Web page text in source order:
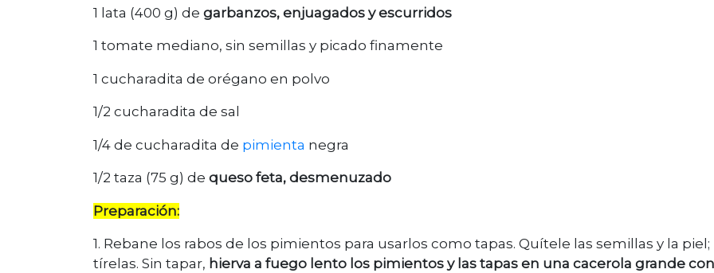
1 lata (400 g) de garbanzos, enjuagados y escurridos
1 tomate mediano, sin semillas y picado finamente
1 cucharadita de orégano en polvo
1/2 cucharadita de sal
1/4 de cucharadita de pimienta negra
1/2 taza (75 g) de queso feta, desmenuzado
Preparación:
1. Rebane los rabos de los pimientos para usarlos como tapas. Quítele las semillas y la piel;
tírelas. Sin tapar, hierva a fuego lento los pimientos y las tapas en una cacerola grande con